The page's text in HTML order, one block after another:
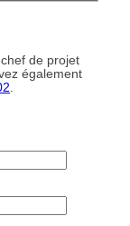
de projet
également